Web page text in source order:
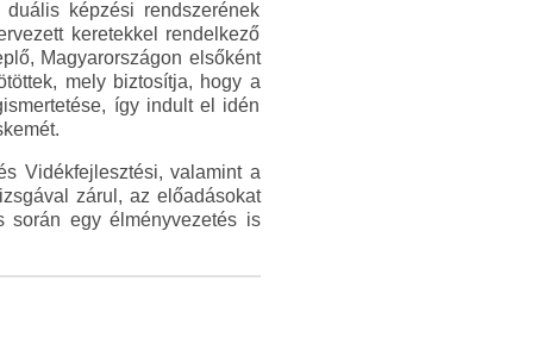
képzési rendszerének
keretekkel rendelkező
Magyarországon elsőként
mely biztosítja, hogy a
így indult el idén
Vidékfejlesztési, valamint a
zárul, az előadásokat
során egy élményvezetés is